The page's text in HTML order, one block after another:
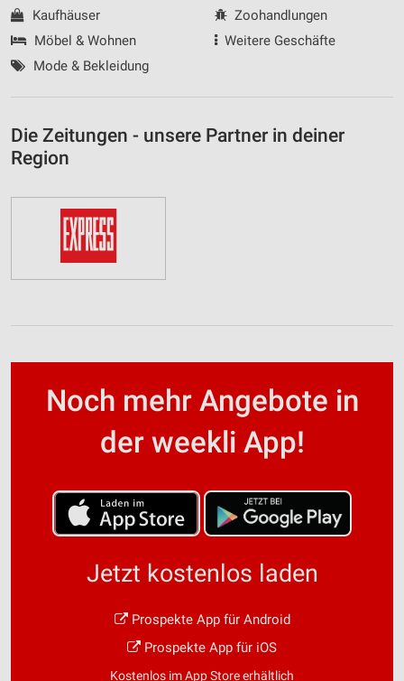
Kaufhäuser
Möbel & Wohnen
Mode & Bekleidung
Zoohandlungen
Weitere Geschäfte
Die Zeitungen - unsere Partner in deiner
Region
Noch mehr Angebote in
der weekli App!
Jetzt kostenlos laden
Prospekte App für Android
Prospekte App für iOS
Kostenlos im App Store erhältlich